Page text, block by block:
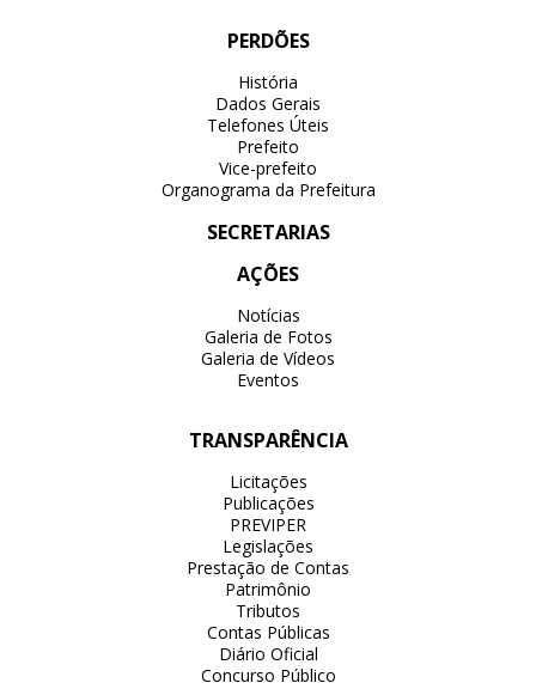
PERDÕES
História
Dados Gerais
Telefones Úteis
Prefeito
Vice-prefeito
Organograma da Prefeitura
SECRETARIAS
AÇÕES
Notícias
Galeria de Fotos
Galeria de Vídeos
Eventos
TRANSPARÊNCIA
Licitações
Publicações
PREVIPER
Legislações
Prestação de Contas
Patrimônio
Tributos
Contas Públicas
Diário Oficial
Concurso Público